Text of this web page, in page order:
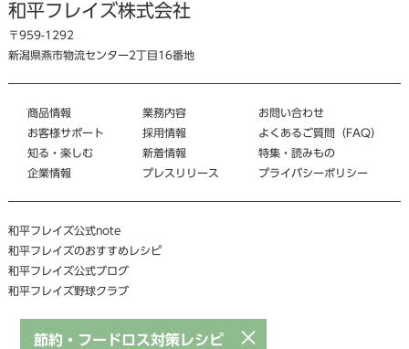
和平フレイズ株式会社
〒959-1292
新潟県燕市物流センター2丁目16番地
商品情報
お客様サポート
知る・楽しむ
企業情報
業務内容
採用情報
新着情報
プレスリリース
お問い合わせ
よくあるご質問（FAQ）
特集・読みもの
プライバシーポリシー
和平フレイズ公式note
和平フレイズのおすすめレシピ
和平フレイズ公式ブログ
和平フレイズ野球クラブ
×
節約・フードロス対策レシピ